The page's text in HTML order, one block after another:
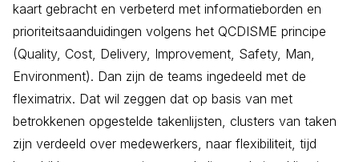
kaart gebracht en verbeterd met informatieborden en
prioriteitsaanduidingen volgens het QCDISME principe
(Quality, Cost, Delivery, Improvement, Safety, Man,
Environment). Dan zijn de teams ingedeeld met de
fleximatrix. Dat wil zeggen dat op basis van met
betrokkenen opgestelde takenlijsten, clusters van taken
zijn verdeeld over medewerkers, naar flexibiliteit, tijd